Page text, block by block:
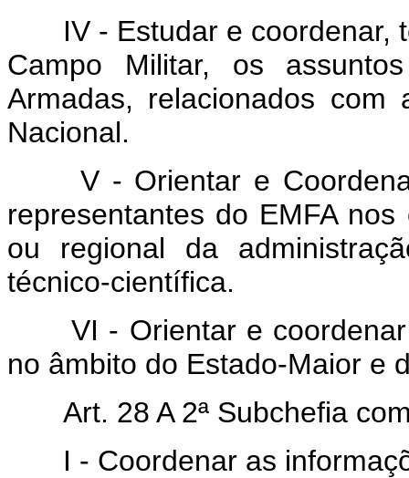
IV - Estudar e coordenar,
Campo Militar, os
Armadas, relacionados com
Nacional.
V - Orientar e
representantes do EMFA
ou regional da
técnico-científica.
VI - Orientar e coordenar
no âmbito do Estado-Maior e
Art. 28 A 2ª Subchefia
I - Coordenar as